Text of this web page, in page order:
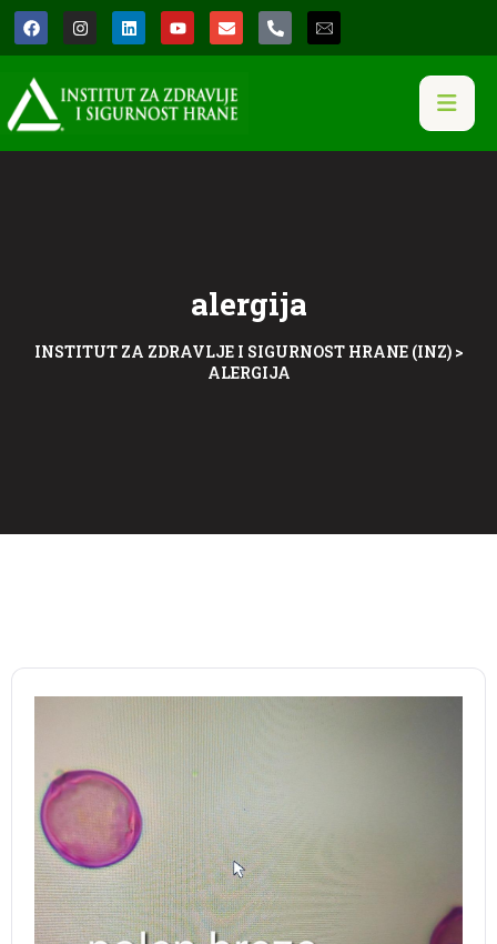
alergija
INSTITUT ZA ZDRAVLJE I SIGURNOST HRANE (INZ)>
ALERGIJA